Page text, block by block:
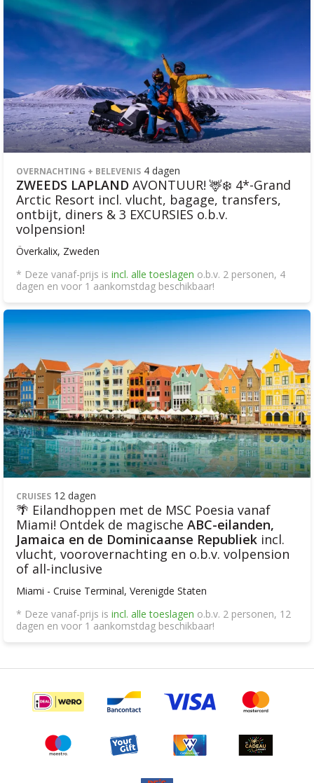
OVERNACHTING + BELEVENIS 4 dagen
ZWEEDS LAPLAND AVONTUUR! 🦌❄️ 4*-Grand
Arctic Resort incl. vlucht, bagage, transfers,
ontbijt, diners & 3 EXCURSIES o.b.v.
volpension!
Överkalix, Zweden
* Deze vanaf-prijs is incl. alle toeslagen o.b.v. 2 personen, 4
dagen en voor 1 aankomstdag beschikbaar!
CRUISES 12 dagen
🌴 Eilandhoppen met de MSC Poesia vanaf
Miami! Ontdek de magische ABC-eilanden,
Jamaica en de Dominicaanse Republiek incl.
vlucht, voorovernachting en o.b.v. volpension
of all-inclusive
Miami - Cruise Terminal, Verenigde Staten
* Deze vanaf-prijs is incl. alle toeslagen o.b.v. 2 personen, 12
dagen en voor 1 aankomstdag beschikbaar!